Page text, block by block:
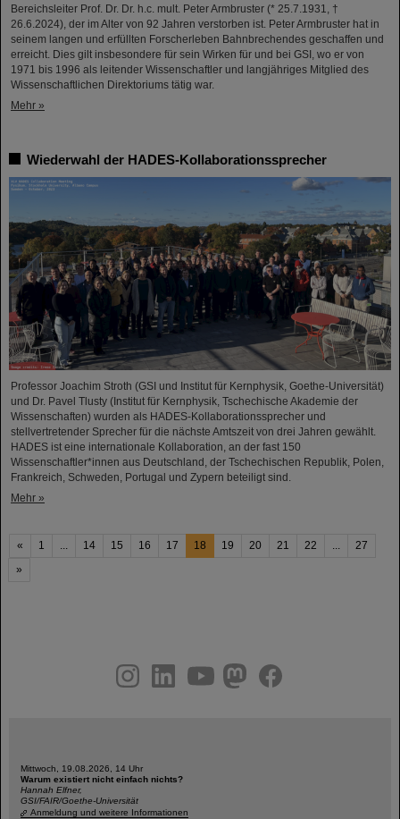
Bereichsleiter Prof. Dr. Dr. h.c. mult. Peter Armbruster (* 25.7.1931, †
26.6.2024), der im Alter von 92 Jahren verstorben ist. Peter Armbruster hat in
seinem langen und erfüllten Forscherleben Bahnbrechendes geschaffen und
erreicht. Dies gilt insbesondere für sein Wirken für und bei GSI, wo er von
1971 bis 1996 als leitender Wissenschaftler und langjähriges Mitglied des
Wissenschaftlichen Direktoriums tätig war.
Mehr »
Wiederwahl der HADES-Kollaborationssprecher
Professor Joachim Stroth (GSI und Institut für Kernphysik, Goethe-Universität)
und Dr. Pavel Tlusty (Institut für Kernphysik, Tschechische Akademie der
Wissenschaften) wurden als HADES-Kollaborationssprecher und
stellvertretender Sprecher für die nächste Amtszeit von drei Jahren gewählt.
HADES ist eine internationale Kollaboration, an der fast 150
Wissenschaftler*innen aus Deutschland, der Tschechischen Republik, Polen,
Frankreich, Schweden, Portugal und Zypern beteiligt sind.
Mehr »
« 1 ... 14 15 16 17 18 19 20 21 22 ...
27
»
youtubehelmholtz.socialfacebook
Mittwoch, 19.08.2026, 14 Uhr
Warum existiert nicht einfach nichts?
Hannah Elfner,
GSI/FAIR/Goethe-Universität
Anmeldung und weitere Informationen